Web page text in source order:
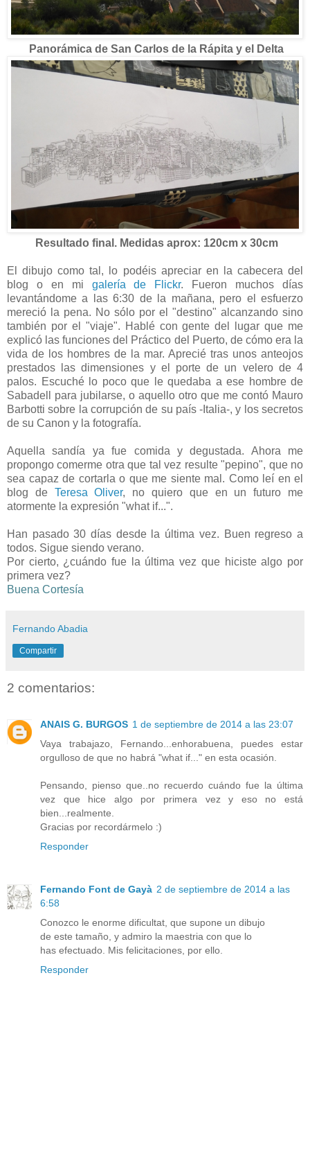
Panorámica de San Carlos de la Rápita y el Delta
Resultado final. Medidas aprox: 120cm x 30cm
El dibujo como tal, lo podéis apreciar en la cabecera del
blog o en mi galería de Flickr. Fueron muchos días
levantándome a las 6:30 de la mañana, pero el esfuerzo
mereció la pena. No sólo por el "destino" alcanzando sino
también por el "viaje". Hablé con gente del lugar que me
explicó las funciones del Práctico del Puerto, de cómo era la
vida de los hombres de la mar. Aprecié tras unos anteojos
prestados las dimensiones y el porte de un velero de 4
palos. Escuché lo poco que le quedaba a ese hombre de
Sabadell para jubilarse, o aquello otro que me contó Mauro
Barbotti sobre la corrupción de su país -Italia-, y los secretos
de su Canon y la fotografía.
Aquella sandía ya fue comida y degustada. Ahora me
propongo comerme otra que tal vez resulte "pepino", que no
sea capaz de cortarla o que me siente mal. Como leí en el
blog de Teresa Oliver, no quiero que en un futuro me
atormente la expresión "what if...".
Han pasado 30 días desde la última vez. Buen regreso a
todos. Sigue siendo verano.
Por cierto, ¿cuándo fue la última vez que hiciste algo por
primera vez?
Buena Cortesía
Fernando Abadia
Compartir
2 comentarios:
ANAIS G. BURGOS 1 de septiembre de 2014 a las 23:07
Vaya trabajazo, Fernando...enhorabuena, puedes estar
orgulloso de que no habrá "what if..." en esta ocasión.
Pensando, pienso que..no recuerdo cuándo fue la última
vez que hice algo por primera vez y eso no está
bien...realmente.
Gracias por recordármelo :)
Responder
Fernando Font de Gayà 2 de septiembre de 2014 a las
6:58
Conozco le enorme dificultat, que supone un dibujo
de este tamaño, y admiro la maestria con que lo
has efectuado. Mis felicitaciones, por ello.
Responder